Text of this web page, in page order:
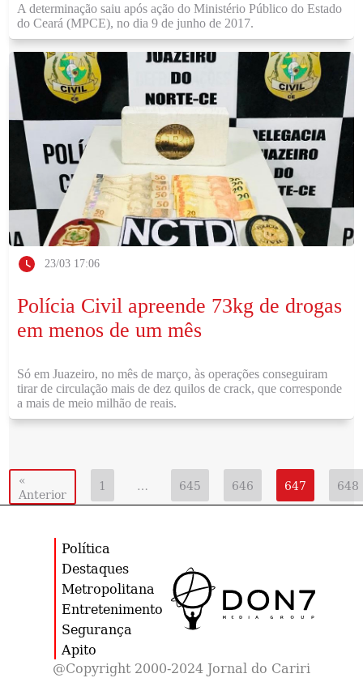
A determinação saiu após ação do Ministério Público do Estado
do Ceará (MPCE), no dia 9 de junho de 2017.
23/03 17:06
Polícia Civil apreende 73kg de drogas
em menos de um mês
Só em Juazeiro, no mês de março, às operações conseguiram
tirar de circulação mais de dez quilos de crack, que corresponde
a mais de meio milhão de reais.
«
Anterior
1 … 645 646 647 648
Política
Destaques
Metropolitana
Entretenimento
Segurança
Apito
@Copyright 2000-2024 Jornal do Cariri